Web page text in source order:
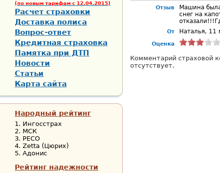
Отзыв
Машина
снег на
От Наталья, 11
Оценка
Комментарий страховой
отсутствует.
(по новым тарифам с 12.04.2015)
Расчет страховки
Доставка полиса
Вопрос-ответ
Кредитная страховка
Памятка при ДТП
Новости
Статьи
Карта сайта
Народный рейтинг
Ингосстрах
МСК
РЕСО
Zetta (Цюрих)
Адонис
Рейтинг надежности